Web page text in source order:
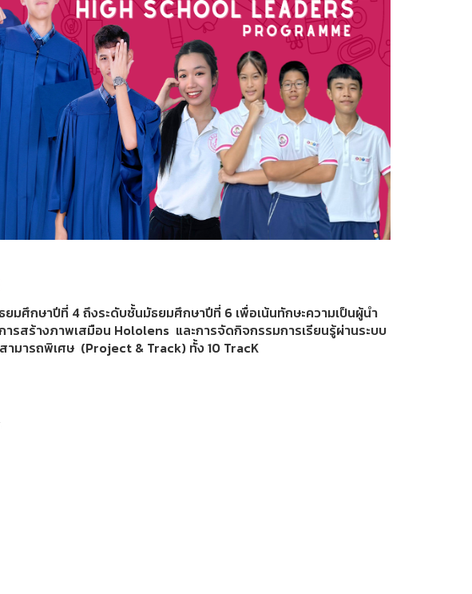
ยมศึกษาปีที่ 4 ถึงระดับชั้นมัธยมศึกษาปีที่ 6 เพื่อเน้นทักษะความเป็นผู้นำ
ารสร้างภาพเสมือน Hololens และการจัดกิจกรรมการเรียนรู้ผ่านระบบ
มารถพิเศษ (Project & Track) ทั้ง 10 TracK